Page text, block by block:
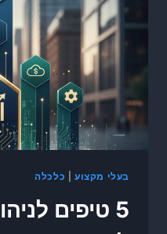
בעלי מקצוע| כלכלה
5 טיפים